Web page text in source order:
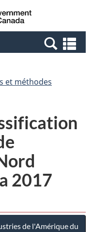
Canada
et
et méthodes
2017
de l'Amérique du